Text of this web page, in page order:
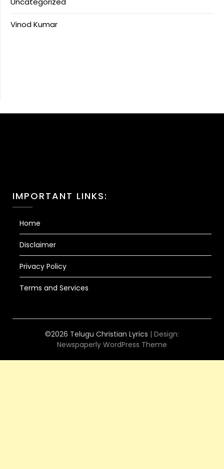
Vinod Kumar
IMPORTANT LINKS:
Home
Disclaimer
Privacy Policy
Terms and Services
©2026 Telugu Christian Lyrics | Design:
Newspaperly WordPress Theme